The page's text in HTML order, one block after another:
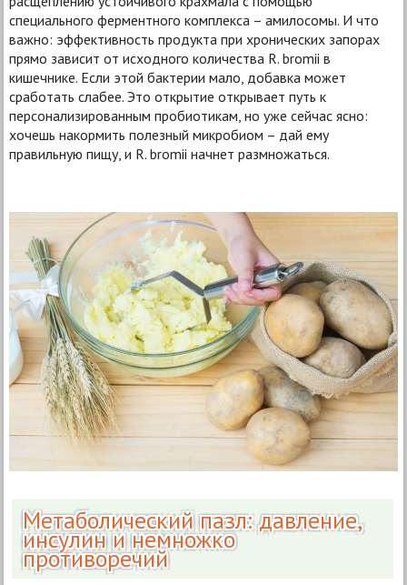
специального ферментного комплекса – амилосомы. И что
важно: эффективность продукта при хронических запорах
прямо зависит от исходного количества R. bromii в
кишечнике. Если этой бактерии мало, добавка может
сработать слабее. Это открытие открывает путь к
персонализированным пробиотикам, но уже сейчас ясно:
хочешь накормить полезный микробиом – дай ему
правильную пищу, и R. bromii начнет размножаться.
Метаболический пазл: давление,
инсулин и немножко
противоречий